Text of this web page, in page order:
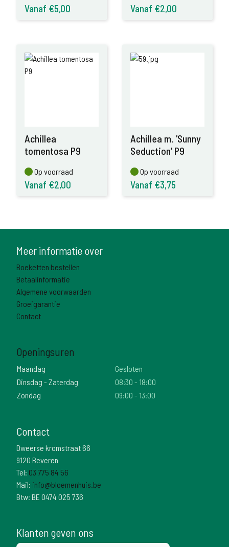
Vanaf €5,00 Vanaf €2,00
Achillea
tomentosa P9
Op voorraad
Op voorraad
Vanaf €2,00
Achillea m. 'Sunny
Seduction' P9
Op voorraad
Op voorraad
Vanaf €3,75
Meer informatie over
Boeketten bestellen
Betaalinformatie
Algemene voorwaarden
Groeigarantie
Contact
Openingsuren
Maandag
Gesloten
Dinsdag - Zaterdag
08:30 - 18:00
Zondag
09:00 - 13:00
Contact
Dweerse kromstraat 66
9120 Beveren
Tel: 03 775 84 56
Mail: info@bloemenhuis.be
Btw: BE 0474 025 736
Klanten geven ons